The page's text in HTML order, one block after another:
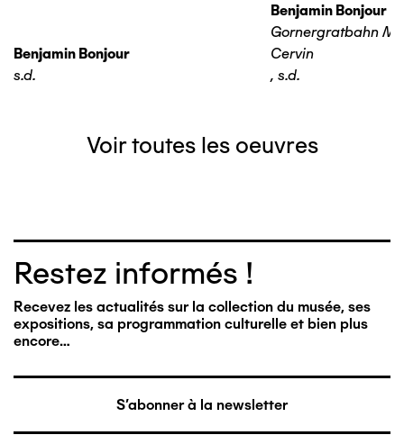
Benjamin Bonjour
s.d.
Benjamin Bonjour
Gornergratbahn
Cervin
, s.d.
Voir toutes les oeuvres
Restez informés !
Recevez les actualités sur la collection du musée, ses
expositions, sa programmation culturelle et bien plus
encore…
S'abonner à la newsletter